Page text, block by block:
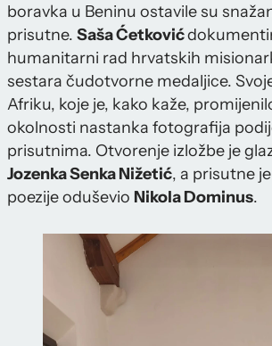
boravka u Beninu ostavile su
prisutne. Saša Ćetković
humanitarni rad hrvatskih
sestara čudotvorne medaljice.
Afriku, koje je, kako kaže,
okolnosti nastanka fotografija
prisutnima. Otvorenje izložbe je
Jozenka Senka Nižetić, a prisutne
poezije oduševio Nikola Dominus.